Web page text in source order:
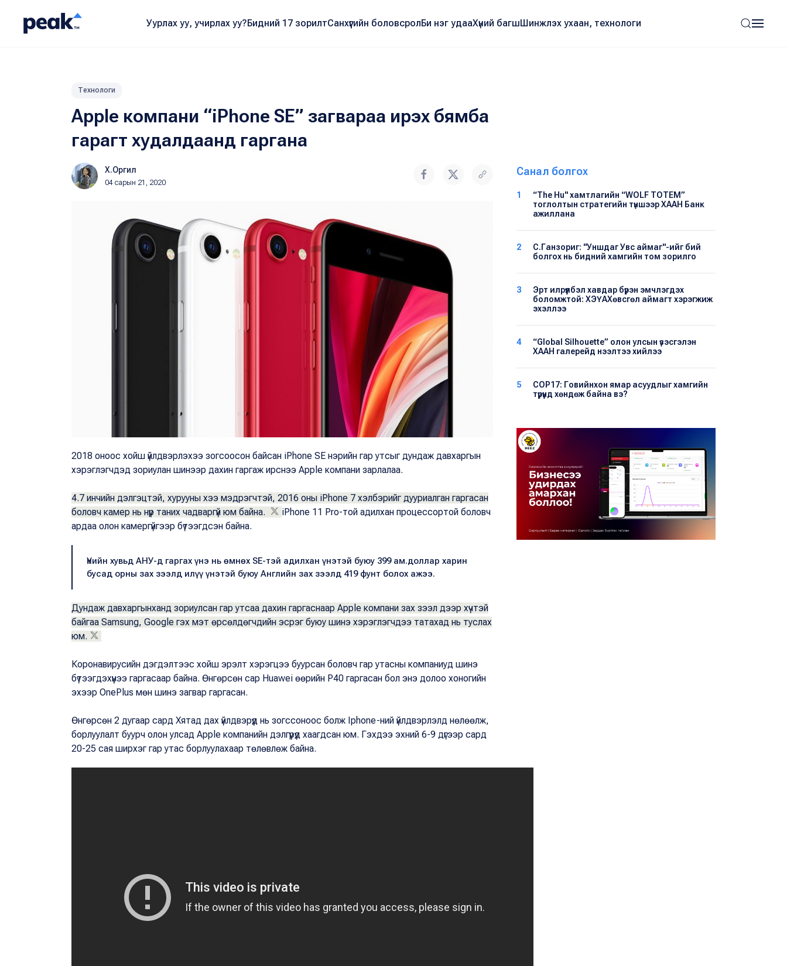
Уурлах уу, учирлах уу?Бидний 17 зорилтСанхүүгийн боловсролБи нэг удааХүний багшШинжлэх ухаан, технологи
Технологи
Apple компани “iPhone SE” загвараа ирэх бямба
гарагт худалдаанд гаргана
Х.Оргил
04 сарын 21, 2020
2018 оноос хойш үйлдвэрлэхээ зогсоосон байсан iPhone SE нэрийн гар утсыг дундаж давхаргын
хэрэглэгчдэд зориулан шинээр дахин гаргаж ирснээ Apple компани зарлалаа.
4.7 инчийн дэлгэцтэй, хурууны хээ мэдрэгчтэй, 2016 оны iPhone 7 хэлбэрийг дууриалган гаргасан
боловч камер нь нүүр таних чадваргүй юм байна.
iPhone 11 Pro-той адилхан процессортой боловч
ардаа олон камергүйгээр бүтээгдсэн байна.
Үнийн хувьд АНУ-д гаргах үнэ нь өмнөх SE-тэй адилхан үнэтэй буюу 399 ам.доллар харин
бусад орны зах зээлд илүү үнэтэй буюу Английн зах зээлд 419 фунт болох ажээ.
Дундаж давхаргынханд зориулсан гар утсаа дахин гаргаснаар Apple компани зах зээл дээр хүчтэй
байгаа Samsung, Google гэх мэт өрсөлдөгчдийн эсрэг буюу шинэ хэрэглэгчдээ татахад нь туслах
юм.
Коронавирусийн дэгдэлтээс хойш эрэлт хэрэгцээ буурсан боловч гар утасны компаниуд шинэ
бүтээгдэхүүнээ гаргасаар байна. Өнгөрсөн сар Huawei өөрийн P40 гаргасан бол энэ долоо хоногийн
эхээр OnePlus мөн шинэ загвар гаргасан.
Өнгөрсөн 2 дугаар сард Хятад дах үйлдвэрүүд нь зогссоноос болж Iphone-ний үйлдвэрлэлд нөлөөлж,
борлуулалт буурч олон улсад Apple компанийн дэлгүүрүүд хаагдсан юм. Гэхдээ эхний 6-9 дүгээр сард
20-25 сая ширхэг гар утас борлуулахаар төлөвлөж байна.
Санал болгох
1
“The Hu" хамтлагийн “WOLF TOTEM”
тоглолтын стратегийн түншээр ХААН Банк
ажиллана
2
С.Ганзориг: "Уншдаг Увс аймаг"-ийг бий
болгох нь бидний хамгийн том зорилго
3
Эрт илрүүлбэл хавдар бүрэн эмчлэгдэх
боломжтой: ХЭҮА​Хөвсгөл аймагт хэрэгжиж
эхэллээ
4
“Global Silhouette” олон улсын үзэсгэлэн
ХААН галерейд нээлтээ хийлээ
5
COP17: Говийнхон ямар асуудлыг хамгийн
түрүүнд хөндөж байна вэ?